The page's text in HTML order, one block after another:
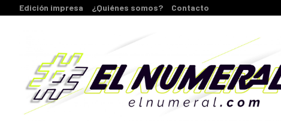
Edición impresa ¿Quiénes somos? Contacto